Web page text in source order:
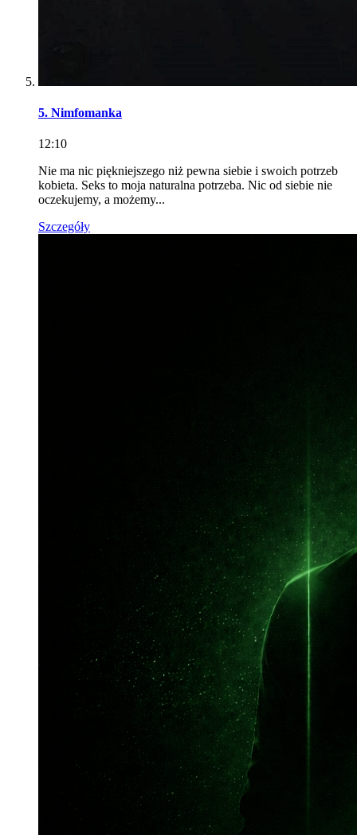
5. Nimfomanka
12:10
Nie ma nic piękniejszego niż pewna siebie i swoich potrzeb
kobieta. Seks to moja naturalna potrzeba. Nic od siebie nie
oczekujemy, a możemy...
Szczegóły